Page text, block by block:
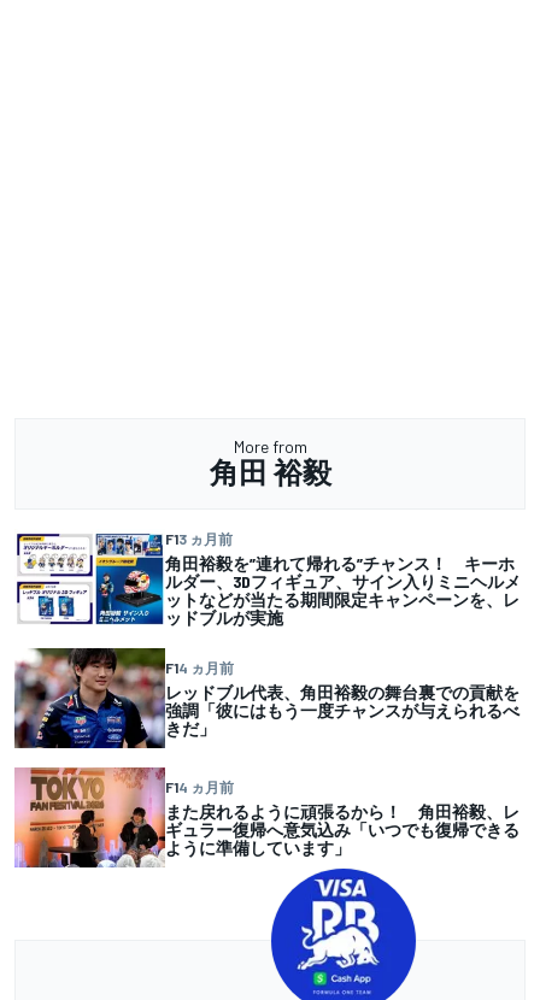
More from
角田 裕毅
F13 ヵ月前
角田裕毅を”連れて帰れる”チャンス！ キーホ
ルダー、3Dフィギュア、サイン入りミニヘルメ
ットなどが当たる期間限定キャンペーンを、レ
ッドブルが実施
F14 ヵ月前
レッドブル代表、角田裕毅の舞台裏での貢献を
強調「彼にはもう一度チャンスが与えられるべ
きだ」
F14 ヵ月前
また戻れるように頑張るから！ 角田裕毅、レ
ギュラー復帰へ意気込み「いつでも復帰できる
ように準備しています」